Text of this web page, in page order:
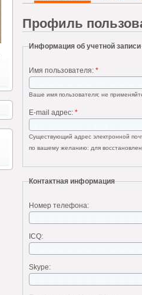
Профиль
Информация об учетной записи
Имя пользователя: *
Ваше имя пользователя; не
E-mail адрес: *
Существующий адрес электронной
по вашему желанию: для
Контактная информация
Номер телефона:
ICQ:
Skype: